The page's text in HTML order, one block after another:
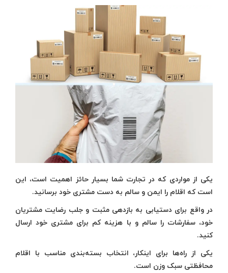
یکی از مواردی که در تجارت شما بسیار حائز اهمیت است، این
است که اقلام را ایمن و سالم به دست مشتری خود برسانید.
در واقع برای دستیابی به بازدهی مثبت و جلب رضایت مشتریان
خود، سفارشات را سالم و با هزینه کم برای مشتری خود ارسال
کنید.
یکی از راه‌ها برای اینکار، انتخاب بسته‌بندی مناسب با اقلام
محافظتی سبک وزن است.